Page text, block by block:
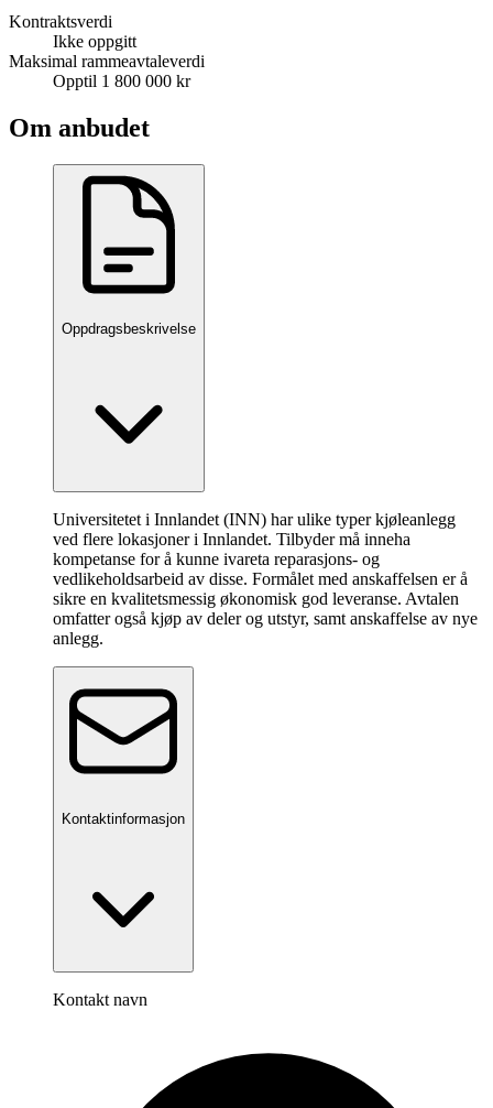
Kontraktsverdi
Ikke oppgitt
Maksimal rammeavtaleverdi
Opptil 1 800 000 kr
Om anbudet
Oppdragsbeskrivelse
Universitetet i Innlandet (INN) har ulike typer kjøleanlegg
ved flere lokasjoner i Innlandet. Tilbyder må inneha
kompetanse for å kunne ivareta reparasjons- og
vedlikeholdsarbeid av disse. Formålet med anskaffelsen er å
sikre en kvalitetsmessig økonomisk god leveranse. Avtalen
omfatter også kjøp av deler og utstyr, samt anskaffelse av nye
anlegg.
Kontaktinformasjon
Kontakt navn